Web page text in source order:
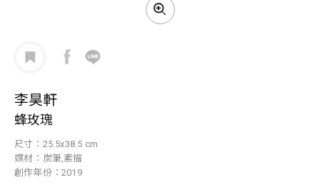
李昊軒
蜂玫瑰
尺寸：25.5x38.5 cm
媒材：炭筆,素描
創作年份：2019